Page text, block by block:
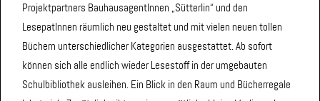
Projektpartners BauhausagentInnen „Sütterlin“ und den
LesepatInnen räumlich neu gestaltet und mit vielen neuen tollen
Büchern unterschiedlicher Kategorien ausgestattet. Ab sofort
können sich alle endlich wieder Lesestoff in der umgebauten
Schulbibliothek ausleihen. Ein Blick in den Raum und Bücherregale